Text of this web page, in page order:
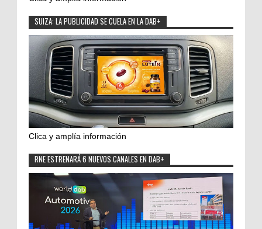
SUIZA: LA PUBLICIDAD SE CUELA EN LA DAB+
Clica y amplía información
RNE ESTRENARÁ 6 NUEVOS CANALES EN DAB+